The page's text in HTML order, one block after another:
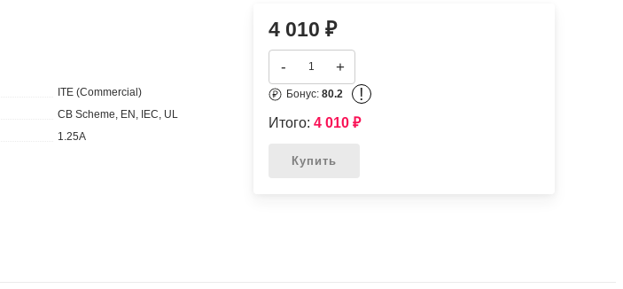
ITE (Commercial)
CB Scheme, EN, IEC, UL
1.25A
4 010 ₽
- +
Бонус: 80.2 !
Итого: 4 010 ₽
Купить